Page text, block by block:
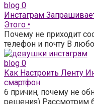
blog 0
Инстаграм
Этого •
Почему не приходит
телефон и почту В
blog 0
Как Настроить Ленту
смартфон
6 причин, почему не
решения) Рассмотрим